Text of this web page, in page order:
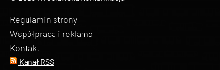
Regulamin strony
Współpraca i reklama
Kontakt
Kanał RSS